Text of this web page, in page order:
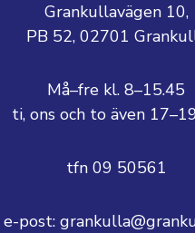
Grankullavägen 10,
PB 52, 02701
Må–fre kl. 8–15.45
ti, ons och to även
tfn 09 50561
e-post: